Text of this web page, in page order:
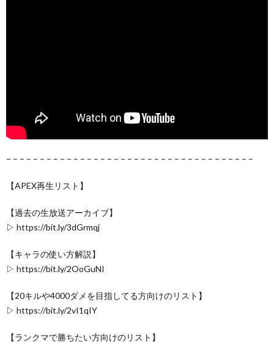
– – – – – – – – – – – – – – – – – – – – – – – – – – – – – – – – – – – – –
【APEX再生リスト】
【過去の生放送アーカイブ】
▷ https://bit.ly/3dGrmqj
【キャラの使い方解説】
▷ https://bit.ly/2OoGuNI
【20キルや4000ダメを目指してる方向けのリスト】
▷ https://bit.ly/2vI1qIY
【ランクマで勝ちたい方向けのリスト】